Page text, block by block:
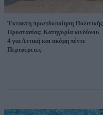
Έκτακτη προειδοποίηση Πολιτικής
Προστασίας: Κατηγορία κινδύνου
4 για Αττική και ακόμη πέντε
Περιφέρειες